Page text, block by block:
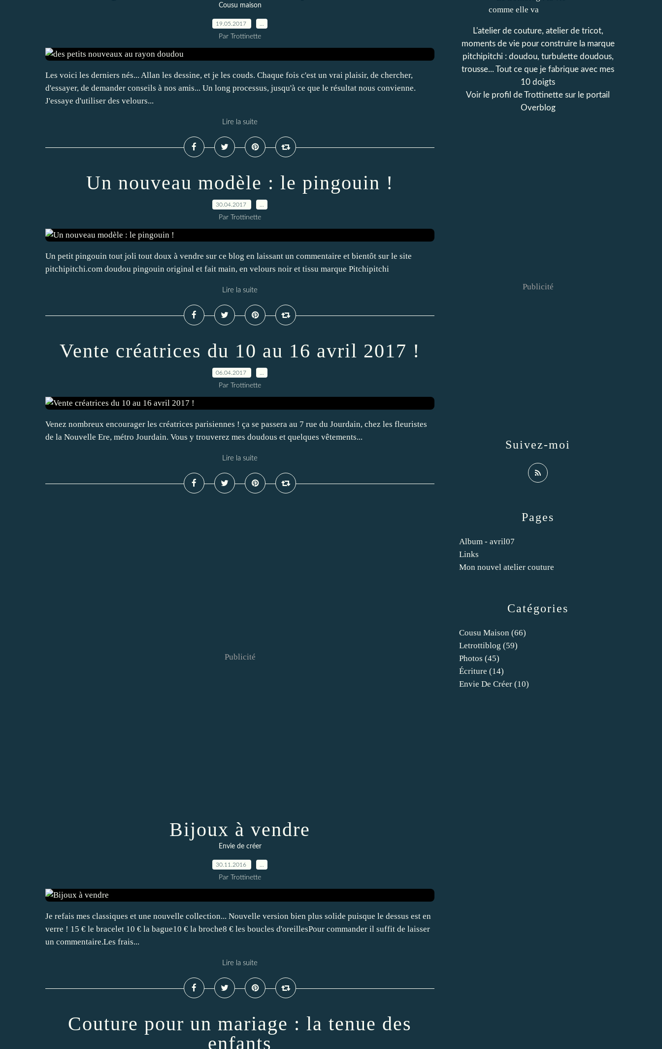
Cousu maison
19.05.2017
Par Trottinette
Les voici les derniers nés... Allan les dessine, et je les couds. Chaque fois c'est un vrai plaisir, de chercher,
d'essayer, de demander conseils à nos amis... Un long processus, jusqu'à ce que le résultat nous convienne.
J'essaye d'utiliser des velours...
Lire la suite
Un nouveau modèle : le pingouin !
30.04.2017
Par Trottinette
Un petit pingouin tout joli tout doux à vendre sur ce blog en laissant un commentaire et bientôt sur le site
pitchipitchi.com doudou pingouin original et fait main, en velours noir et tissu marque Pitchipitchi
Lire la suite
Vente créatrices du 10 au 16 avril 2017 !
06.04.2017
Par Trottinette
Venez nombreux encourager les créatrices parisiennes ! ça se passera au 7 rue du Jourdain, chez les fleuristes
de la Nouvelle Ere, métro Jourdain. Vous y trouverez mes doudous et quelques vêtements...
Lire la suite
Publicité
Bijoux à vendre
Envie de créer
30.11.2016
Par Trottinette
Je refais mes classiques et une nouvelle collection... Nouvelle version bien plus solide puisque le dessus est en
verre ! 15 € le bracelet 10 € la bague10 € la broche8 € les boucles d'oreillesPour commander il suffit de laisser
un commentaire.Les frais...
Lire la suite
Couture pour un mariage : la tenue des
enfants
Catégories
Cousu Maison (66)
Letrottiblog (59)
Photos (45)
Écriture (14)
Envie De Créer (10)
Pages
Album - avril07
Links
Mon nouvel atelier couture
L'atelier de couture, atelier de tricot,
moments de vie pour construire la marque
pitchipitchi : doudou, turbulette doudous,
trousse... Tout ce que je fabrique avec mes
10 doigts
Voir le profil deTrottinette sur le portail
Overblog
Suivez-moi
Publicité